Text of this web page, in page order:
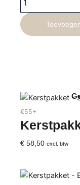
Kerst
Magie
aantal
€55+
€ 58,50 excl. btw